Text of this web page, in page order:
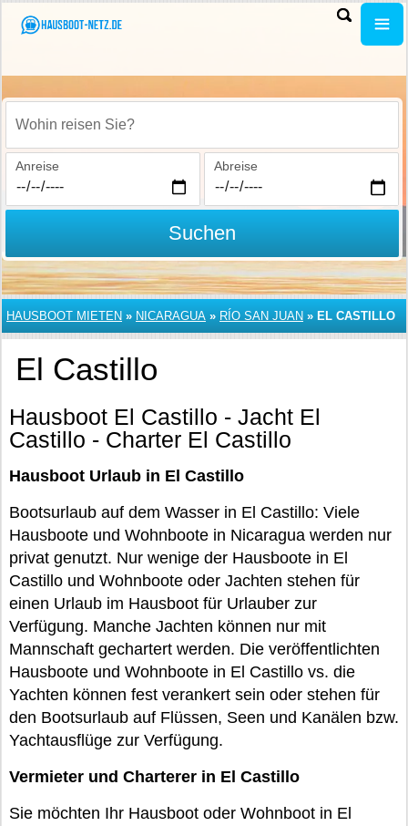
Wohin reisen Sie?
Anreise Abreise
Suchen
HAUSBOOT MIETEN » NICARAGUA » RÍO SAN JUAN » EL CASTILLO
El Castillo
Hausboot El Castillo - Jacht El
Castillo - Charter El Castillo
Hausboot Urlaub in El Castillo
Bootsurlaub auf dem Wasser in El Castillo: Viele
Hausboote und Wohnboote in Nicaragua werden nur
privat genutzt. Nur wenige der Hausboote in El
Castillo und Wohnboote oder Jachten stehen für
einen Urlaub im Hausboot für Urlauber zur
Verfügung. Manche Jachten können nur mit
Mannschaft gechartert werden. Die veröffentlichten
Hausboote und Wohnboote in El Castillo vs. die
Yachten können fest verankert sein oder stehen für
den Bootsurlaub auf Flüssen, Seen und Kanälen bzw.
Yachtausflüge zur Verfügung.
Vermieter und Charterer in El Castillo
Sie möchten Ihr Hausboot oder Wohnboot in El